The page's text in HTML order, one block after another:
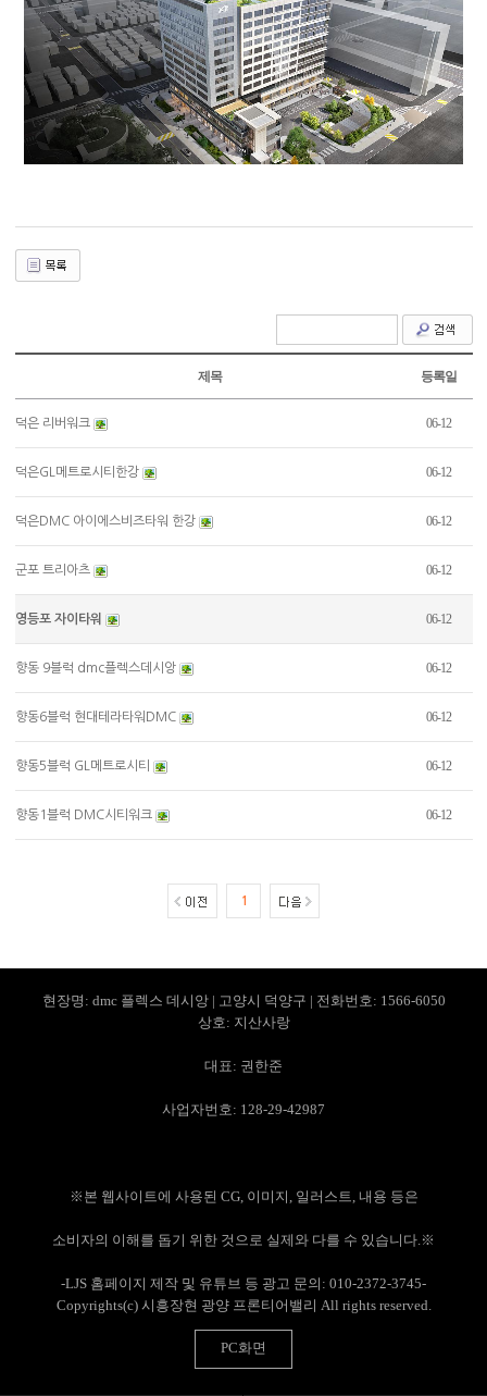
제목 등록일
덕은 리버워크 06-12
덕은GL메트로시티한강 06-12
덕은DMC 아이에스비즈타워 한강 06-12
군포 트리아츠 06-12
영등포 자이타워 06-12
향동 9블럭 dmc플렉스데시앙 06-12
향동6블럭 현대테라타워DMC 06-12
향동5블럭 GL메트로시티 06-12
향동1블럭 DMC시티워크 06-12
1
현장명: dmc 플렉스 데시앙 | 고양시 덕양구 | 전화번호: 1566-6050
상호: 지산사랑
대표: 권한준
사업자번호: 128-29-42987
※본 웹사이트에 사용된 CG, 이미지, 일러스트, 내용 등은
소비자의 이해를 돕기 위한 것으로 실제와 다를 수 있습니다.※
-LJS 홈페이지 제작 및 유튜브 등 광고 문의: 010-2372-3745-
Copyrights(c) 시흥장현 광양 프론티어밸리 All rights reserved.
PC화면